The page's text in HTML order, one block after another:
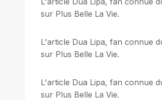
sur Plus Belle La Vie.
L'article Dua Lipa, fan connue
sur Plus Belle La Vie.
L'article Dua Lipa, fan connue
sur Plus Belle La Vie.